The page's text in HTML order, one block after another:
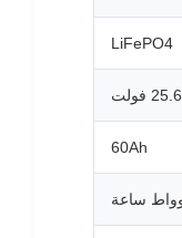
LiFePO4
25.6 فولت
60Ah